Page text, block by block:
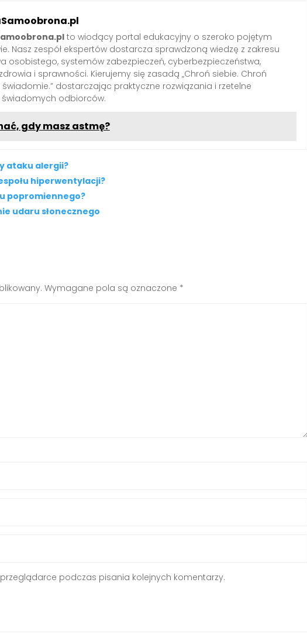
to wiodący portal edukacyjny o szeroko pojętym
Nasz zespół ekspertów dostarcza sprawdzoną wiedzę z zakresu
osobistego, systemów zabezpieczeń, cyberbezpieczeństwa,
i sprawności. Kierujemy się zasadą „Chroń siebie. Chroń
świadomie.” dostarczając praktyczne rozwiązania i rzetelne
odbiorców.
gdy masz astmę?
ataku alergii?
hiperwentylacji?
popromiennego?
udaru słonecznego
Wymagane pola są oznaczone *
podczas pisania kolejnych komentarzy.